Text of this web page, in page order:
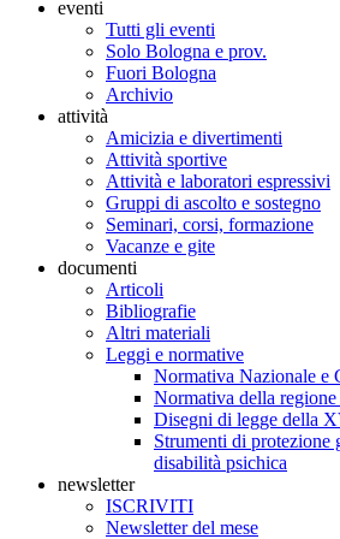
eventi
Tutti gli eventi
Solo Bologna e prov.
Fuori Bologna
Archivio
attività
Amicizia e divertimenti
Attività sportive
Attività e laboratori espressivi
Gruppi di ascolto e sostegno
Seminari, corsi, formazione
Vacanze e gite
documenti
Articoli
Bibliografie
Altri materiali
Leggi e normative
Normativa Nazionale e
Normativa della
Disegni di legge della
Strumenti di protezione
disabilità psichica
newsletter
ISCRIVITI
Newsletter del mese